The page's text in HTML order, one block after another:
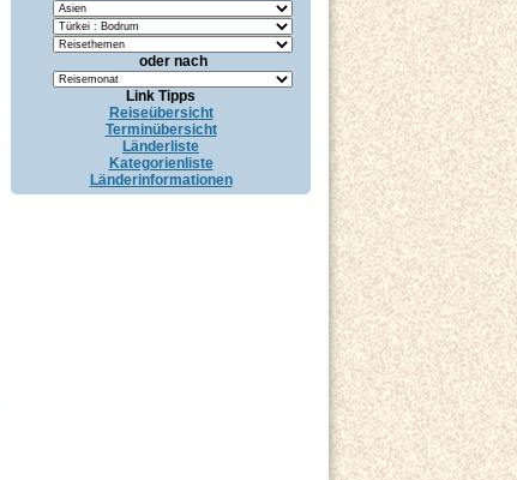
oder nach
Link Tipps
Reiseübersicht
Terminübersicht
Länderliste
Kategorienliste
Länderinformationen